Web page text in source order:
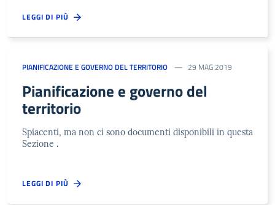
LEGGI DI PIÙ
PIANIFICAZIONE E GOVERNO DEL TERRITORIO 29 MAG 2019
Pianificazione e governo del
territorio
Spiacenti, ma non ci sono documenti disponibili in questa
Sezione .
LEGGI DI PIÙ